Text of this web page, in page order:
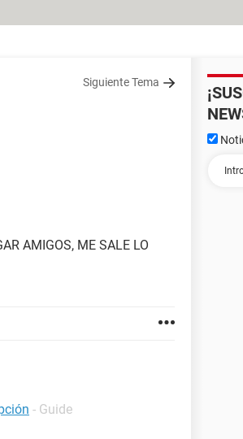
Siguiente Tema
AMIGOS, ME SALE LO
- Guide